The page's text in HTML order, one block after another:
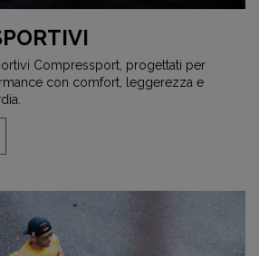
Compressport, progettati per
con comfort, leggerezza e